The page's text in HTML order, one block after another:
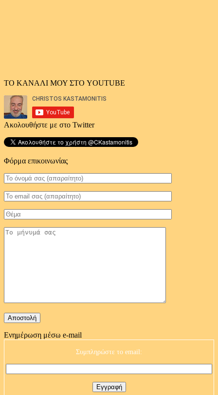
ΤΟ ΚΑΝΑΛΙ ΜΟΥ ΣΤΟ YOUTUBE
Ακολουθήστε με στο Twitter
Φόρμα επικοινωνίας
Ενημέρωση μέσω e-mail
Συμπληρώστε το email: